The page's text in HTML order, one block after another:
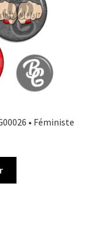
• Féministe